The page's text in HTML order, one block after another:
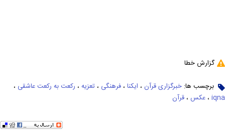
گزارش خطا
برچسب ها: خبرگزاری قرآن ، ایکنا ، فرهنگی ، تعزیه ، رکعت به رکعت عاشقی ،
iqna ، عکس ، قرآن